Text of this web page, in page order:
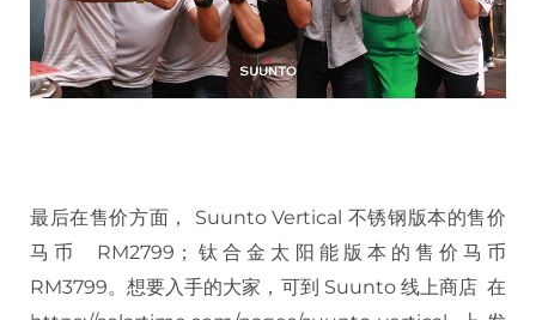
最后在售价方面， Suunto Vertical 不锈钢版本的售价
马币 RM2799；钛合金太阳能版本的售价马币
RM3799。想要入手的大家，可到 Suunto 线上商店 在